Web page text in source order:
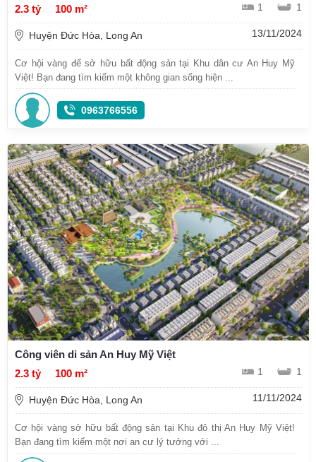
2.3 tỷ
100 m² 1 1
Huyện Đức Hòa, Long An 13/11/2024
Cơ hội vàng để sở hữu bất động sản tại Khu dân cư An Huy Mỹ
Việt! Bạn đang tìm kiếm một không gian sống hiện ...
0963766556
Công viên di sản An Huy Mỹ Việt
2.3 tỷ
100 m² 1 1
Huyện Đức Hòa, Long An 11/11/2024
Cơ hội vàng sở hữu bất động sản tại Khu đô thị An Huy Mỹ Việt!
Bạn đang tìm kiếm một nơi an cư lý tưởng với ...